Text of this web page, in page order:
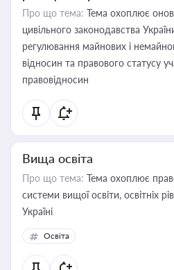
Про що тема: Тема охоплює
цивільного законодавства
регулювання майнових і
відносин та правового статусу
правовідносин
Вища освіта
Про що тема: Тема охоплює
системи вищої освіти, освітніх
Україні
Освіта